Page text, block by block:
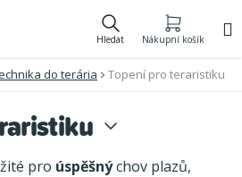
Hledat Nákupní košík
do terária Topení pro teraristiku
pro úspěšnýchov plazů,